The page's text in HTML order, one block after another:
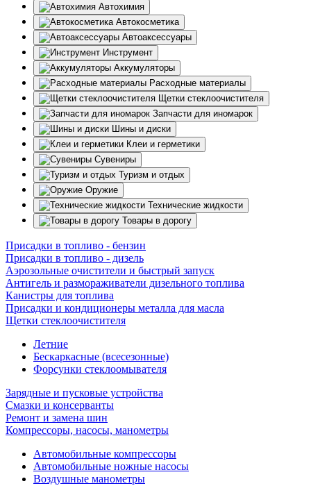
Автохимия
Автокосметика
Автоаксессуары
Инструмент
Аккумуляторы
Расходные материалы
Щетки стеклоочистителя
Запчасти для иномарок
Шины и диски
Клеи и герметики
Сувениры
Туризм и отдых
Оружие
Технические жидкости
Товары в дорогу
Присадки в топливо - бензин
Присадки в топливо - дизель
Аэрозольные очистители и быстрый запуск
Антигель и размораживатели дизельного топлива
Канистры для топлива
Присадки и кондиционеры металла для масла
Щетки стеклоочистителя
Летние
Бескаркасные (всесезонные)
Форсунки стеклоомывателя
Зарядные и пусковые устройства
Смазки и консерванты
Ремонт и замена шин
Компрессоры, насосы, манометры
Автомобильные компрессоры
Автомобильные ножные насосы
Воздушные манометры